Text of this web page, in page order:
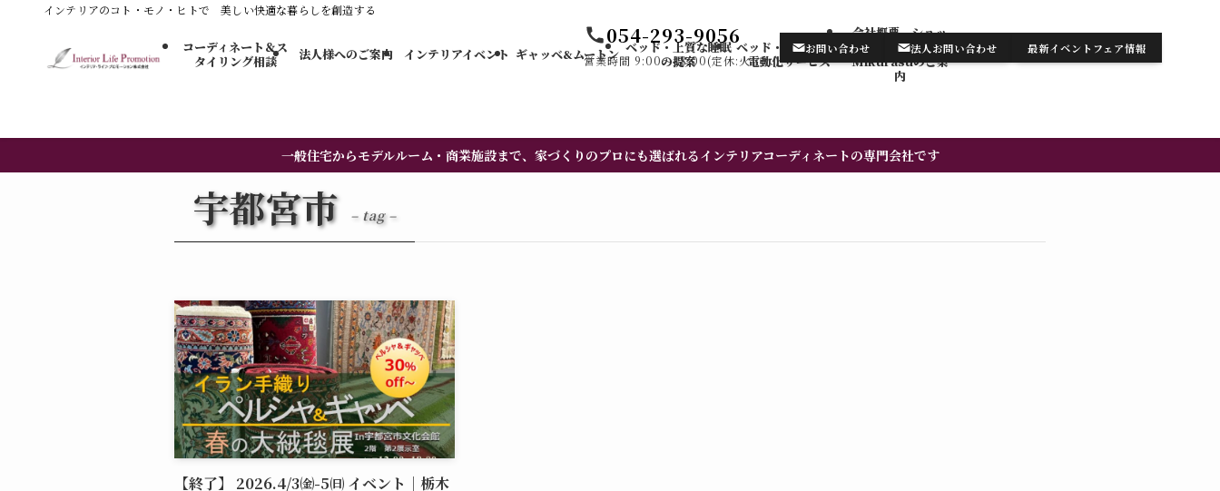
インテリアのコト・モノ・ヒトで 美しい快適な暮らしを創造する
コーディネート＆ス
タイリング​相談
法人様へのご案内 インテリアイベント ギャッベ&ムートン ベッド・上質な睡眠
の提案
ベッド・カーテンの
電動化サービス
会社概要 ショッ
プ・サロン
Mikurasuのご案
内​
お知らせ/最新情報 お問い合わせ
一般住宅からモデルルーム・商業施設まで、家づくりのプロにも選ばれるインテリアコーディネートの専門会社です
宇都宮市 – tag –
【終了】 2026.4/3㈮-5㈰ イベント｜栃木
054-293-9056
営業時間 9:00〜18:00(定休:火・水)
お問い合わせ 法人お問い合わせ 最新イベントフェア情報